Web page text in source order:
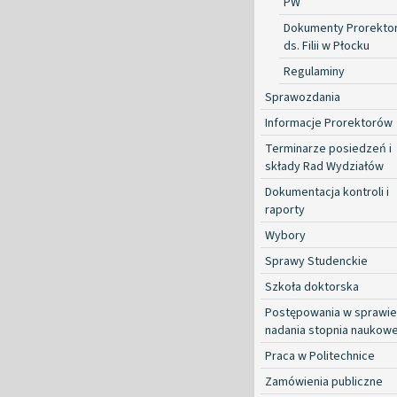
Dokumenty
ds. Filii w Płocku
Regulaminy
Sprawozdania
Informacje Prorektorów
Terminarze posiedzeń i
składy Rad Wydziałów
Dokumentacja kontroli i
raporty
Wybory
Sprawy Studenckie
Szkoła doktorska
Postępowania w sprawie
nadania stopnia
Praca w Politechnice
Zamówienia publiczne